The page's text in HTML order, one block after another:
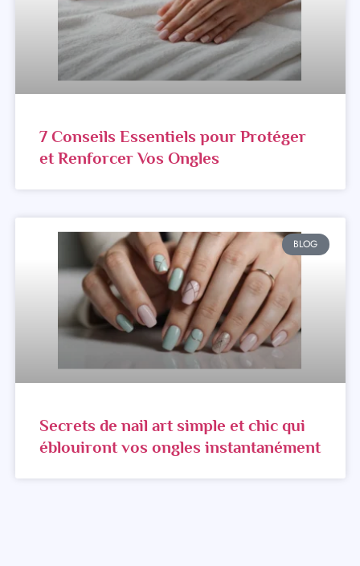
7 Conseils Essentiels pour Protéger
et Renforcer Vos Ongles
BLOG
Secrets de nail art simple et chic qui
éblouiront vos ongles instantanément